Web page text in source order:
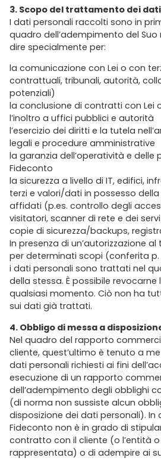
3. Scopo del trattamento dei dati
I dati personali raccolti sono in
quadro dell’adempimento del
dire specialmente per:
la comunicazione con Lei o con
contrattuali, tribunali, autorità,
potenziali)
la conclusione di contratti con Lei
l’inoltro a uffici pubblici e autorità
l’esercizio dei diritti e la tutela
legali e procedure amministrative
la garanzia dell’operatività e delle
Fideconto
la sicurezza a livello di IT, edifici,
terzi e valori/dati in possesso
affidati (p.es. controllo degli
visitatori, scanner di rete e dei
copie di sicurezza/backups,
In presenza di un’autorizzazione
per determinati scopi (conferita
i dati personali sono trattati nel
della stessa. È possibile revocarne
qualsiasi momento. Ciò non ha
sui dati già trattati.
4. Obbligo di messa a
Nel quadro del rapporto
cliente, quest’ultimo è tenuto a
dati personali richiesti ai fini
esecuzione di un rapporto
dell’adempimento degli obblighi
(di norma non sussiste alcun
disposizione dei dati personali). In
Fideconto non è in grado di
contratto con il cliente (o l’entità
rappresentata) o di adempire ai